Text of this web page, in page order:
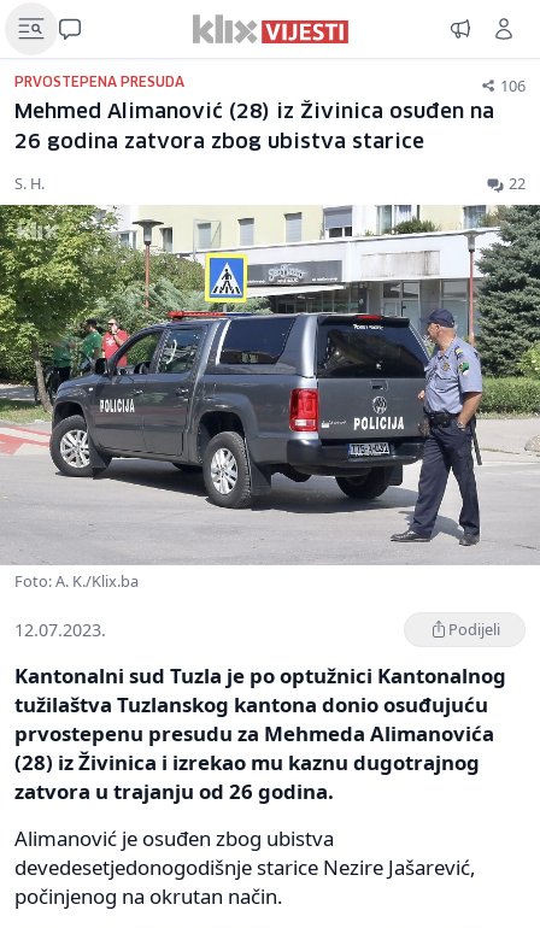
PRVOSTEPENA PRESUDA 106
Mehmed Alimanović (28) iz Živinica osuđen na
26 godina zatvora zbog ubistva starice
S. H. 22
Foto: A. K./Klix.ba
12.07.2023. Podijeli
Kantonalni sud Tuzla je po optužnici Kantonalnog
tužilaštva Tuzlanskog kantona donio osuđujuću
prvostepenu presudu za Mehmeda Alimanovića
(28) iz Živinica i izrekao mu kaznu dugotrajnog
zatvora u trajanju od 26 godina.
Alimanović je osuđen zbog ubistva
devedesetjedonogodišnje starice Nezire Jašarević,
počinjenog na okrutan način.